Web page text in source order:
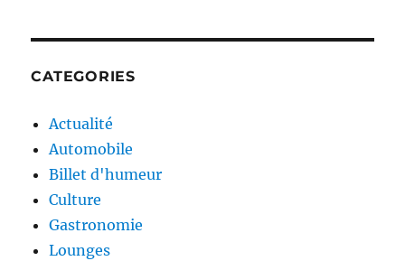
CATEGORIES
Actualité
Automobile
Billet d'humeur
Culture
Gastronomie
Lounges